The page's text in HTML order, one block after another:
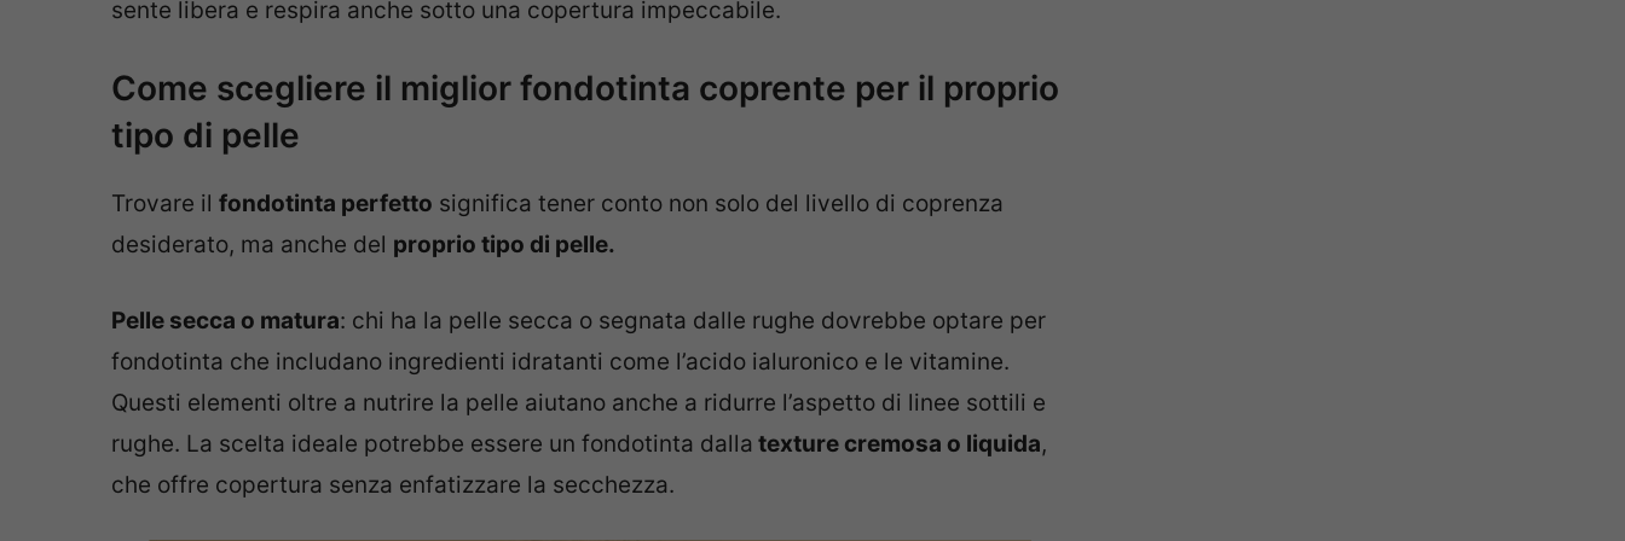
sente libera e respira anche sotto una copertura impeccabile.
Come scegliere il miglior fondotinta coprente per il proprio
tipo di pelle
Trovare il fondotinta perfetto significa tener conto non solo del livello di coprenza
desiderato, ma anche del proprio tipo di pelle.
Pelle secca o matura: chi ha la pelle secca o segnata dalle rughe dovrebbe optare per
fondotinta che includano ingredienti idratanti come l’acido ialuronico e le vitamine.
Questi elementi oltre a nutrire la pelle aiutano anche a ridurre l’aspetto di linee sottili e
rughe. La scelta ideale potrebbe essere un fondotinta dalla texture cremosa o liquida,
che offre copertura senza enfatizzare la secchezza.